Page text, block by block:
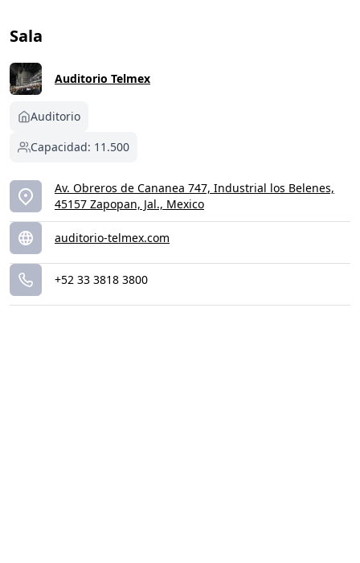
Sala
Auditorio Telmex
Auditorio
Capacidad: 11.500
Av. Obreros de Cananea 747, Industrial los Belenes,
45157 Zapopan, Jal., Mexico
auditorio-telmex.com
+52 33 3818 3800